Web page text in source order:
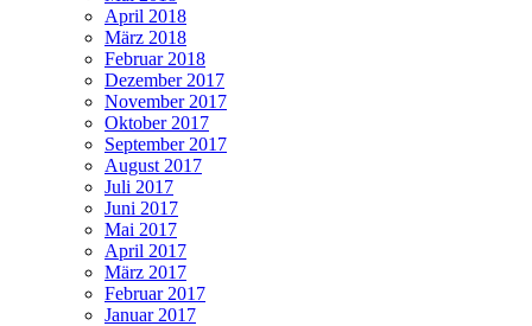
April 2018
März 2018
Februar 2018
Dezember 2017
November 2017
Oktober 2017
September 2017
August 2017
Juli 2017
Juni 2017
Mai 2017
April 2017
März 2017
Februar 2017
Januar 2017